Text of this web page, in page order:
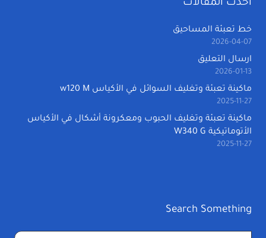
أحدث المقالات
خط تعبئة المساحيق
2026-04-07
ارسال التعليق
2026-01-13
ماكينة تعبئة وتغليف السوائل في الأكياس w120 M
2025-11-27
ماكينة تعبئة وتغليف الحبوب ومعكرونة أشكال في الأكياس
الأتوماتيكية W340 G
2025-11-27
Search Something